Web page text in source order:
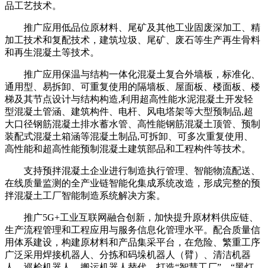
品工艺技术。
推广应用低品位原材料、尾矿及其他工业固废深加工、精
加工技术和复配技术，建筑垃圾、尾矿、废石等生产再生骨料
和再生混凝土等技术。
推广应用保温与结构一体化混凝土复合外墙板，标准化、
通用型、易拆卸、可重复使用的隔墙板、屋面板、楼面板、楼
梯及其节点设计与结构构造,利用超高性能水泥混凝土开发轻
型混凝土管涵、建筑构件、电杆、风电塔架等大型预制品,超
大口径钢筋混凝土排水蓄水管、高性能钢筋混凝土顶管、预制
装配式混凝土箱涵等混凝土制品,可拆卸、可多次重复使用、
高性能和超高性能预制混凝土建筑部品和工程构件等技术。
支持预拌混凝土企业进行制造执行管理、智能物流配送、
在线质量监测的全产业链智能化集成系统改造，形成完整的预
拌混凝土工厂智能制造系统解决方案。
推广5G+工业互联网融合创新，加快提升原材料供应链、
生产流程管理和工程应用与服务信息化管理水平。配合质量信
用体系建设，构建原材料和产品集采平台，在危险、繁重工序
广泛采用焊接机器人、分拣和码垛机器人（臂）、清洁机器